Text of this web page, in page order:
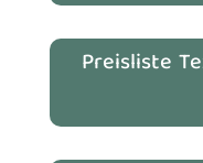
Preisliste